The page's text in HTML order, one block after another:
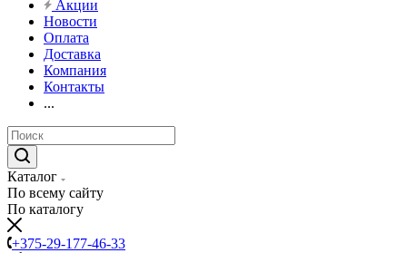
Акции
Новости
Оплата
Доставка
Компания
Контакты
...
Каталог
По всему сайту
По каталогу
+375-29-177-46-33